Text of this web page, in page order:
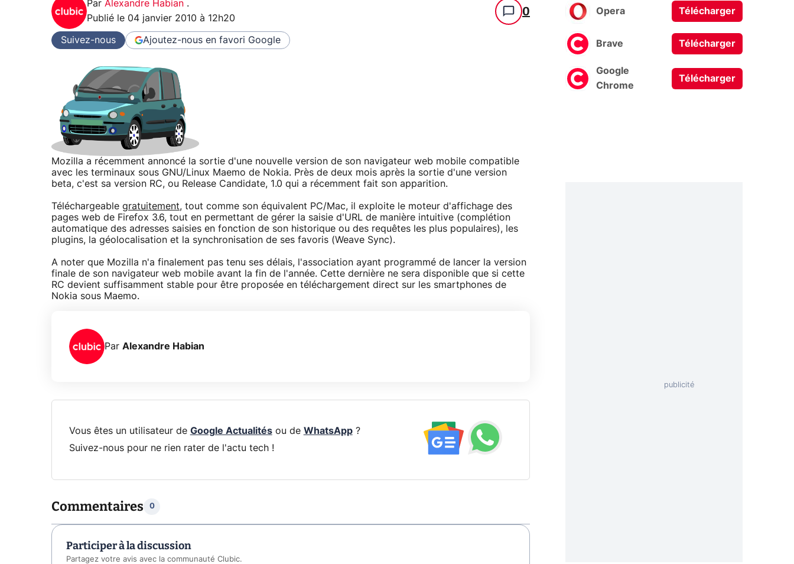
Par Alexandre Habian .
Publié le 04 janvier 2010 à 12h20 0
Suivez-nous Ajoutez-nous en favori Google
Mozilla a récemment annoncé la sortie d'une nouvelle version de son navigateur web mobile compatible
avec les terminaux sous GNU/Linux Maemo de Nokia. Près de deux mois après la sortie d'une version
beta, c'est sa version RC, ou Release Candidate, 1.0 qui a récemment fait son apparition.
Téléchargeable gratuitement, tout comme son équivalent PC/Mac, il exploite le moteur d'affichage des
pages web de Firefox 3.6, tout en permettant de gérer la saisie d'URL de manière intuitive (complétion
automatique des adresses saisies en fonction de son historique ou des requêtes les plus populaires), les
plugins, la géolocalisation et la synchronisation de ses favoris (Weave Sync).
A noter que Mozilla n'a finalement pas tenu ses délais, l'association ayant programmé de lancer la version
finale de son navigateur web mobile avant la fin de l'année. Cette dernière ne sera disponible que si cette
RC devient suffisamment stable pour être proposée en téléchargement direct sur les smartphones de
Nokia sous Maemo.
Par Alexandre Habian
Vous êtes un utilisateur de Google Actualitésou de WhatsApp?
Suivez-nous pour ne rien rater de l'actu tech !
Commentaires 0
Participer à la discussion
Partagez votre avis avec la communauté Clubic.
Opera Télécharger
Brave Télécharger
Google
Chrome
Télécharger